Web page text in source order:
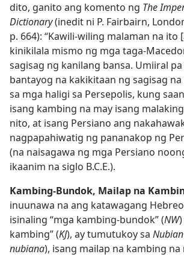
dito, ganito ang komento ng The
Dictionary(inedit ni P. Fairbairn,
p. 664): “Kawili-wiling malaman na ito
kinikilala mismo ng mga taga-
sagisag ng kanilang bansa. Umiiral
bantayog na kakikitaan ng sagisag
sa mga haligi sa Persepolis, kung
isang kambing na may isang
nito, at isang Persiano ang
nagpapahiwatig ng pananakop ng
(na naisagawa ng mga Persiano
ikaanim na siglo B.C.E.).
Kambing-Bundok, Mailap na
inuunawa na ang katawagang
isinaling “mga kambing-bundok” (NW
kambing” (KJ), ay tumutukoy sa
nubiana), isang mailap na kambing na